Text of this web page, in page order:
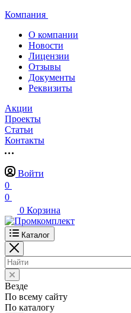
Компания
О компании
Новости
Лицензии
Отзывы
Документы
Реквизиты
Акции
Проекты
Статьи
Контакты
Войти
0
0
0 Корзина
Каталог
Везде
По всему сайту
По каталогу